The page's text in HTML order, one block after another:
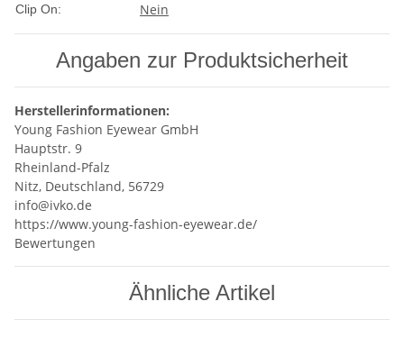
Clip On: Nein
Angaben zur Produktsicherheit
Herstellerinformationen:
Young Fashion Eyewear GmbH
Hauptstr. 9
Rheinland-Pfalz
Nitz, Deutschland, 56729
info@ivko.de
https://www.young-fashion-eyewear.de/
Bewertungen
Ähnliche Artikel